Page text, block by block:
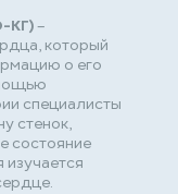
КГ)–
который
о его
специалисты
стенок,
состояние